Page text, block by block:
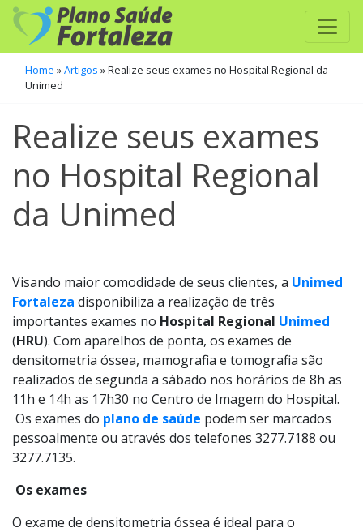
Home »Artigos »Realize seus exames no Hospital Regional da
Unimed
Realize seus exames
no Hospital Regional
da Unimed
Visando maior comodidade de seus clientes, a Unimed
Fortaleza disponibiliza a realização de três
importantes exames no Hospital Regional Unimed
(HRU). Com aparelhos de ponta, os exames de
densitometria óssea, mamografia e tomografia são
realizados de segunda a sábado nos horários de 8h as
11h e 14h as 17h30 no Centro de Imagem do Hospital.
Os exames do plano de saúde podem ser marcados
pessoalmente ou através dos telefones 3277.7188 ou
3277.7135.
Os exames
O exame de densitometria óssea é ideal para o